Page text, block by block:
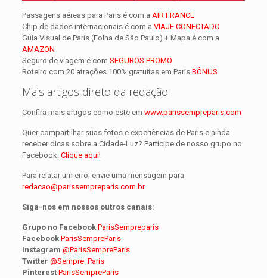
Passagens aéreas para Paris é com a AIR FRANCE
Chip de dados internacionais é com a VIAJE CONECTADO
Guia Visual de Paris (Folha de São Paulo) + Mapa é com a
AMAZON
Seguro de viagem é com SEGUROS PROMO
Roteiro com 20 atrações 100% gratuitas em Paris BÔNUS
Mais artigos direto da redação
Confira mais artigos como este em www.parissempreparis.com
Quer compartilhar suas fotos e experiências de Paris e ainda
receber dicas sobre a Cidade-Luz? Participe de nosso grupo no
Facebook. Clique aqui!
Para relatar um erro, envie uma mensagem para
redacao@parissempreparis.com.br
Siga-nos em nossos outros canais:
Grupo no Facebook ParisSempreparis
Facebook ParisSempreParis
Instagram @ParisSempreParis
Twitter @Sempre_Paris
Pinterest ParisSempreParis